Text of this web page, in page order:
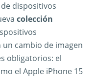
dispositivos
colección
cambio de imagen
obligatorios: el
el Apple iPhone 15